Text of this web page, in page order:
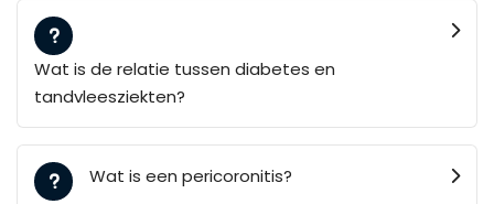
Wat is de relatie tussen diabetes en
tandvleesziekten?
Wat is een pericoronitis?